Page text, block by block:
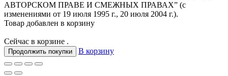
АВТОРСКОМ ПРАВЕ И СМЕЖНЫХ ПРАВАХ” (с
изменениями от 19 июля 1995 г., 20 июля 2004 г.).
Товар добавлен в корзину
Сейчас в корзине .
Продолжить покупки В корзину